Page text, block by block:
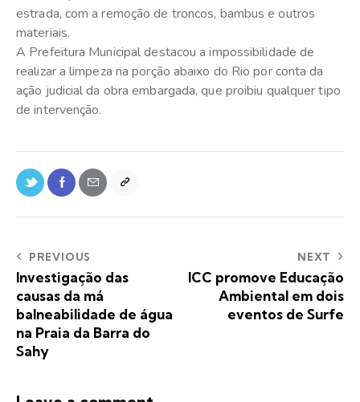
estrada, com a remoção de troncos, bambus e outros
materiais.
A Prefeitura Municipal destacou a impossibilidade de
realizar a limpeza na porção abaixo do Rio por conta da
ação judicial da obra embargada, que proibiu qualquer tipo
de intervenção.
PREVIOUS
Investigação das
causas da má
balneabilidade de água
na Praia da Barra do
Sahy
NEXT
ICC promove Educação
Ambiental em dois
eventos de Surfe